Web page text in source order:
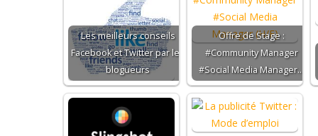
Les meilleurs conseils
Facebook et Twitter par les
blogueurs
Offre de Stage :
#Community Manager
#Social Media Manager…